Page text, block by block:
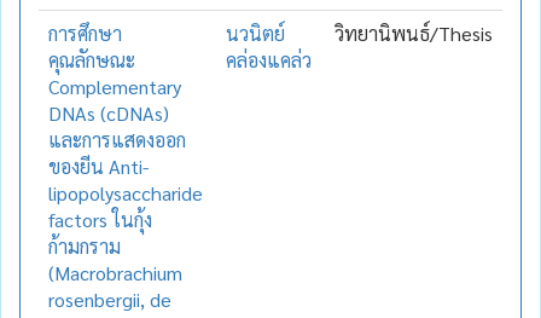
การศึกษา
คุณลักษณะ
Complementary
DNAs (cDNAs)
และการแสดงออก
ของยีน Anti-
lipopolysaccharide
factors ในกุ้ง
ก้ามกราม
(Macrobrachium
rosenbergii, de
นวนิตย์
คล่องแคล่ว
วิทยานิพนธ์/Thesis